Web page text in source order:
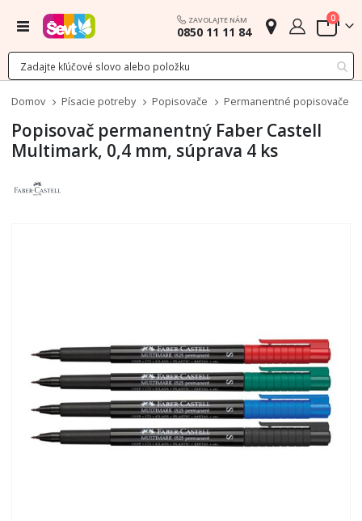
Menu ZAVOLAJTE NÁM
0850 11 11 84 Cart
0
Domov Písacie potreby Popisovače Permanentné popisovače
Popisovač permanentný Faber Castell
Multimark, 0,4 mm, súprava 4 ks